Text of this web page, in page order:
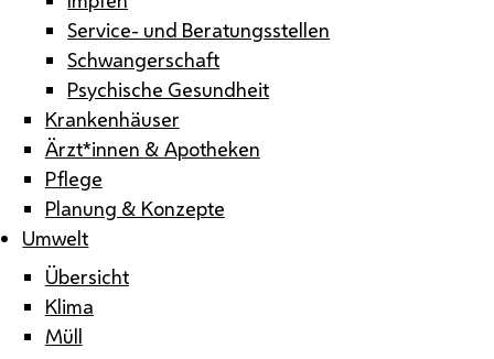
Service- und Beratungsstellen
Schwangerschaft
Psychische Gesundheit
Krankenhäuser
Ärzt*innen & Apotheken
Pflege
Planung & Konzepte
Umwelt
Übersicht
Klima
Müll